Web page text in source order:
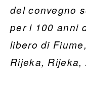
del convegno
per i 100 anni
libero di
Rijeka, Rijeka,